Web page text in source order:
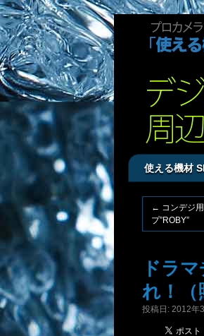
使える機材
← コンデジ
プ”ROBY”
ドラ
れ！（
投稿日: 2012年